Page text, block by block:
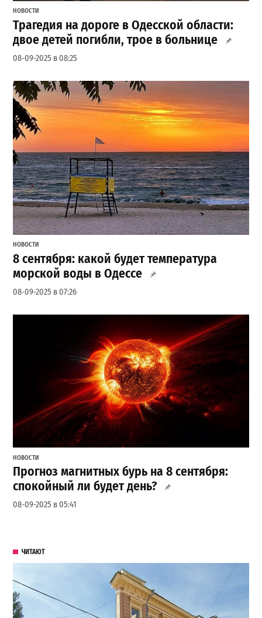
НОВОСТИ
Трагедия на дороге в Одесской области:
двое детей погибли, трое в больнице
08-09-2025 в 08:25
НОВОСТИ
8 сентября: какой будет температура
морской воды в Одессе
08-09-2025 в 07:26
НОВОСТИ
Прогноз магнитных бурь на 8 сентября:
спокойный ли будет день?
08-09-2025 в 05:41
ЧИТАЮТ